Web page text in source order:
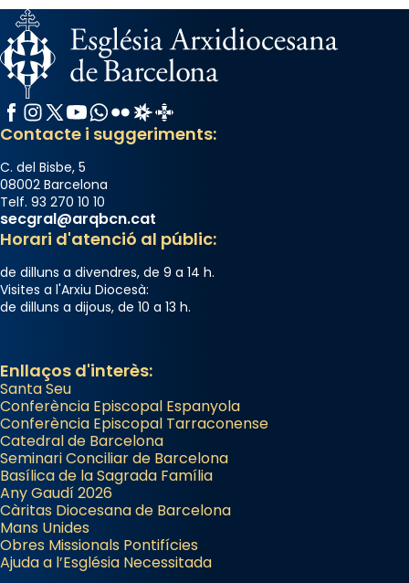
Facebook
Instagram
X / Twitter
YouTube
WhatsApp
FlickrRadio Estel
Catalunya Cristiana
Contacte i suggeriments:
C. del Bisbe, 5
08002 Barcelona
Telf. 93 270 10 10
secgral@arqbcn.cat
Horari d'atenció al públic:
de dilluns a divendres, de 9 a 14 h.
Visites a l'Arxiu Diocesà:
de dilluns a dijous, de 10 a 13 h.
Enllaços d'interès:
Santa Seu
Conferència Episcopal Espanyola
Conferència Episcopal Tarraconense
Catedral de Barcelona
Seminari Conciliar de Barcelona
Basílica de la Sagrada Família
Any Gaudí 2026
Càritas Diocesana de Barcelona
Mans Unides
Obres Missionals Pontifícies
Ajuda a l’Església Necessitada